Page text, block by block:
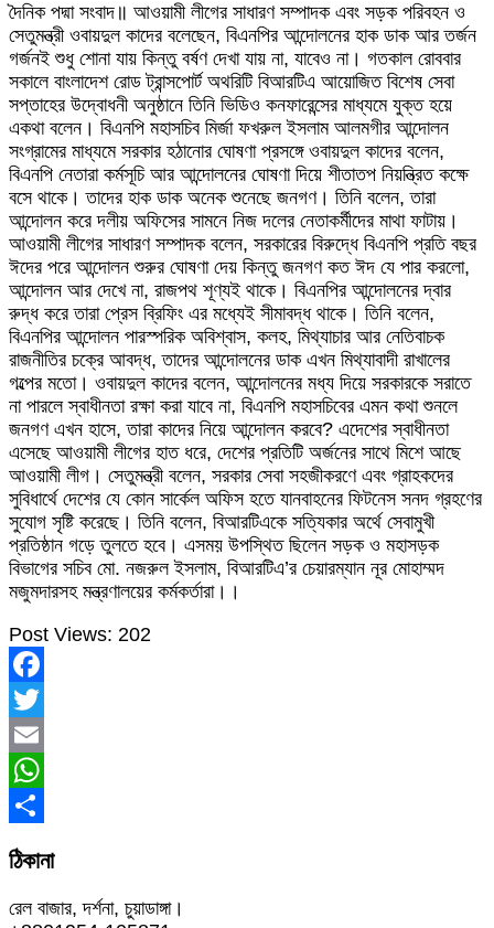
দৈনিক পদ্মা সংবাদ॥ আওয়ামী লীগের সাধারণ সম্পাদক এবং সড়ক পরিবহন ও
সেতুমন্ত্রী ওবায়দুল কাদের বলেছেন, বিএনপির আন্দোলনের হাক ডাক আর তর্জন
গর্জনই শুধু শোনা যায় কিন্তু বর্ষণ দেখা যায় না, যাবেও না। গতকাল রোববার
সকালে বাংলাদেশ রোড ট্রান্সপোর্ট অথরিটি বিআরটিএ আয়োজিত বিশেষ সেবা
সপ্তাহের উদ্বোধনী অনুষ্ঠানে তিনি ভিডিও কনফারেন্সের মাধ্যমে যুক্ত হয়ে
একথা বলেন। বিএনপি মহাসচিব মির্জা ফখরুল ইসলাম আলমগীর আন্দোলন
সংগ্রামের মাধ্যমে সরকার হঠানোর ঘোষণা প্রসঙ্গে ওবায়দুল কাদের বলেন,
বিএনপি নেতারা কর্মসূচি আর আন্দোলনের ঘোষণা দিয়ে শীতাতপ নিয়ন্ত্রিত কক্ষে
বসে থাকে। তাদের হাক ডাক অনেক শুনেছে জনগণ। তিনি বলেন, তারা
আন্দোলন করে দলীয় অফিসের সামনে নিজ দলের নেতাকর্মীদের মাথা ফাটায়।
আওয়ামী লীগের সাধারণ সম্পাদক বলেন, সরকারের বিরুদ্ধে বিএনপি প্রতি বছর
ঈদের পরে আন্দোলন শুরুর ঘোষণা দেয় কিন্তু জনগণ কত ঈদ যে পার করলো,
আন্দোলন আর দেখে না, রাজপথ শূণ্যই থাকে। বিএনপির আন্দোলনের দ্বার
রুদ্ধ করে তারা প্রেস ব্রিফিং এর মধ্যেই সীমাবদ্ধ থাকে। তিনি বলেন,
বিএনপির আন্দোলন পারস্পরিক অবিশ্বাস, কলহ, মিথ্যাচার আর নেতিবাচক
রাজনীতির চক্রে আবদ্ধ, তাদের আন্দোলনের ডাক এখন মিথ্যাবাদী রাখালের
গল্পের মতো। ওবায়দুল কাদের বলেন, আন্দোলনের মধ্য দিয়ে সরকারকে সরাতে
না পারলে স্বাধীনতা রক্ষা করা যাবে না, বিএনপি মহাসচিবের এমন কথা শুনলে
জনগণ এখন হাসে, তারা কাদের নিয়ে আন্দোলন করবে? এদেশের স্বাধীনতা
এসেছে আওয়ামী লীগের হাত ধরে, দেশের প্রতিটি অর্জনের সাথে মিশে আছে
আওয়ামী লীগ। সেতুমন্ত্রী বলেন, সরকার সেবা সহজীকরণে এবং গ্রাহকদের
সুবিধার্থে দেশের যে কোন সার্কেল অফিস হতে যানবাহনের ফিটনেস সনদ গ্রহণের
সুযোগ সৃষ্টি করেছে। তিনি বলেন, বিআরটিএকে সত্যিকার অর্থে সেবামুখী
প্রতিষ্ঠান গড়ে তুলতে হবে। এসময় উপস্থিত ছিলেন সড়ক ও মহাসড়ক
বিভাগের সচিব মো. নজরুল ইসলাম, বিআরটিএ’র চেয়ারম্যান নূর মোহাম্মদ
মজুমদারসহ মন্ত্রণালয়ের কর্মকর্তারা।।
Post Views: 202
Facebook
Twitter
Email
WhatsApp
ঠিকানা
রেল বাজার, দর্শনা, চুয়াডাঙ্গা।